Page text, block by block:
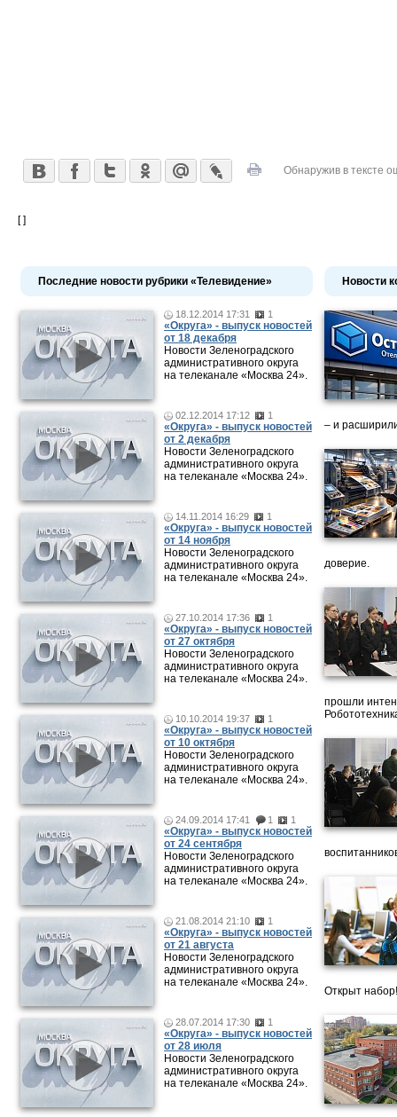
Обнаружив в тексте
[ ]
Последние новости рубрики «Телевидение»
18.12.2014 17:31 1
«Округа» - выпуск новостей
от 18 декабря
Новости Зеленоградского
административного округа
на телеканале «Москва 24».
02.12.2014 17:12 1
«Округа» - выпуск новостей
от 2 декабря
Новости Зеленоградского
административного округа
на телеканале «Москва 24».
14.11.2014 16:29 1
«Округа» - выпуск новостей
от 14 ноября
Новости Зеленоградского
административного округа
на телеканале «Москва 24».
27.10.2014 17:36 1
«Округа» - выпуск новостей
от 27 октября
Новости Зеленоградского
административного округа
на телеканале «Москва 24».
10.10.2014 19:37 1
«Округа» - выпуск новостей
от 10 октября
Новости Зеленоградского
административного округа
на телеканале «Москва 24».
24.09.2014 17:41 1 1
«Округа» - выпуск новостей
от 24 сентября
Новости Зеленоградского
административного округа
на телеканале «Москва 24».
21.08.2014 21:10 1
«Округа» - выпуск новостей
от 21 августа
Новости Зеленоградского
административного округа
на телеканале «Москва 24».
28.07.2014 17:30 1
«Округа» - выпуск новостей
от 28 июля
Новости Зеленоградского
административного округа
на телеканале «Москва 24».
Новости
– и
доверие.
прошли
Открыт набор!